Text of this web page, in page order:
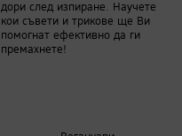
дори след изпиране. Научете
кои съвети и трикове ще Ви
помогнат ефективно да ги
премахнете!